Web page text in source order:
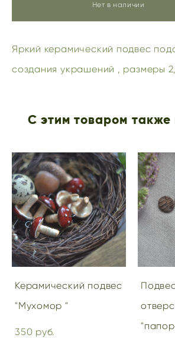
Нет в наличии
Яркий керамический подвес
создания украшений , размеры
С этим товаром также
Керамический подвес
"Мухомор "
350 pуб.